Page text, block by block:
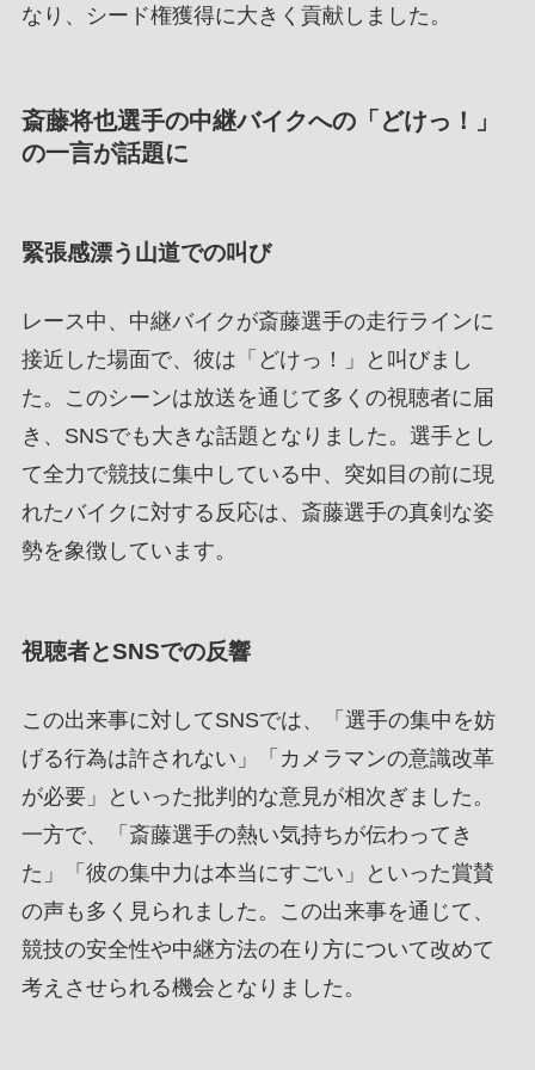
なり、シード権獲得に大きく貢献しました。
斎藤将也選手の中継バイクへの「どけっ！」
の一言が話題に
緊張感漂う山道での叫び
レース中、中継バイクが斎藤選手の走行ラインに
接近した場面で、彼は「どけっ！」と叫びまし
た。このシーンは放送を通じて多くの視聴者に届
き、SNSでも大きな話題となりました。選手とし
て全力で競技に集中している中、突如目の前に現
れたバイクに対する反応は、斎藤選手の真剣な姿
勢を象徴しています。
視聴者とSNSでの反響
この出来事に対してSNSでは、「選手の集中を妨
げる行為は許されない」「カメラマンの意識改革
が必要」といった批判的な意見が相次ぎました。
一方で、「斎藤選手の熱い気持ちが伝わってき
た」「彼の集中力は本当にすごい」といった賞賛
の声も多く見られました。この出来事を通じて、
競技の安全性や中継方法の在り方について改めて
考えさせられる機会となりました。